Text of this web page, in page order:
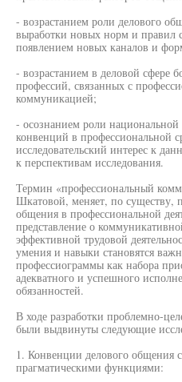
- возрастанием роли делового
выработки новых норм и правил
появлением новых каналов и
- возрастанием в деловой сфере
профессий, связанных с
коммуникацией;
- осознанием роли
конвенций в профессиональной
исследовательский интерес к
к перспективам исследования.
Термин «профессиональный
Шкатовой, меняет, по существу,
общения в профессиональной
представление о
эффективной трудовой
умения и навыки становятся
профессиограммы как набора
адекватного и успешного
обязанностей.
В ходе разработки проблемно-
были выдвинуты следующие
1. Конвенции делового общения
прагматическими функциями: